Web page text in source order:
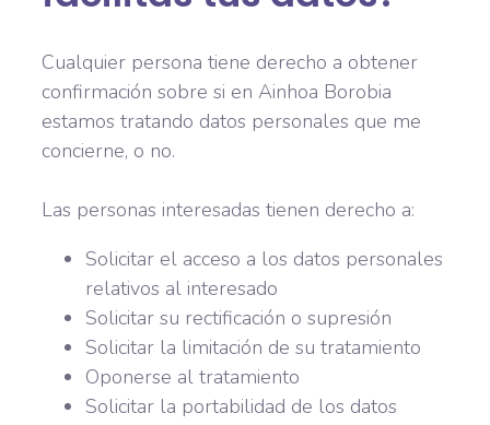
Cualquier persona tiene derecho a obtener
confirmación sobre si en Ainhoa Borobia
estamos tratando datos personales que me
concierne, o no.
Las personas interesadas tienen derecho a:
Solicitar el acceso a los datos personales
relativos al interesado
Solicitar su rectificación o supresión
Solicitar la limitación de su tratamiento
Oponerse al tratamiento
Solicitar la portabilidad de los datos